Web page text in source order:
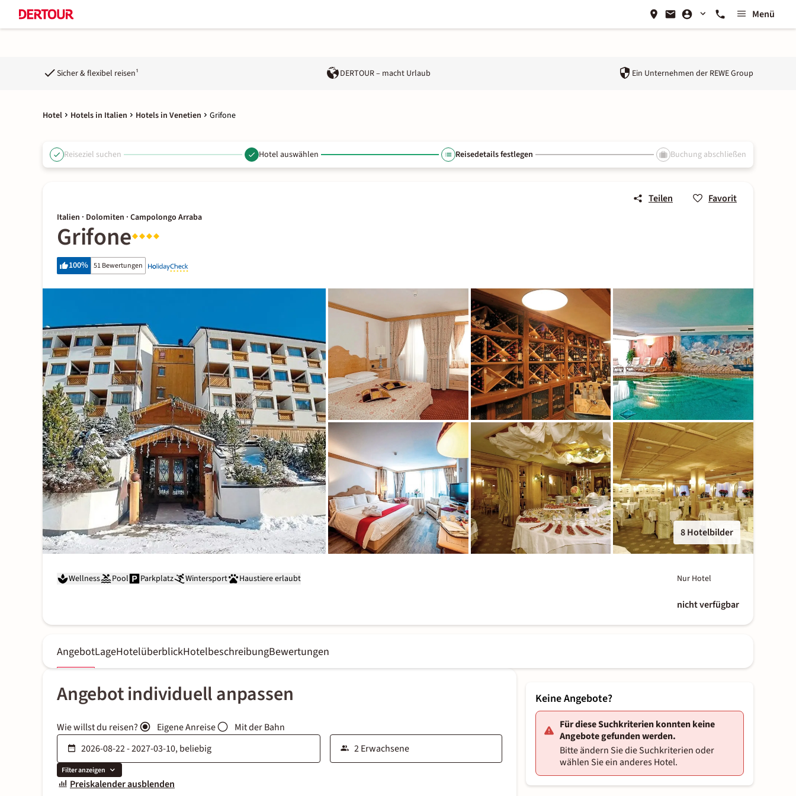
Menü
Sicher & flexibel reisen¹ DERTOUR – macht Urlaub Ein Unternehmen der REWE Group
Hotel Hotels in Italien Hotels in Venetien Grifone
Reiseziel suchen Hotel auswählen Reisedetails festlegen Buchung abschließen
Teilen Favorit
Italien · Dolomiten · Campolongo Arraba
Grifone
100% 51 Bewertungen
8 Hotelbilder
Wellness Pool Parkplatz Wintersport Haustiere erlaubt Nur Hotel
nicht verfügbar
AngebotLageHotelüberblickHotelbeschreibungBewertungen
Angebot individuell anpassen
Wie willst du reisen? Eigene Anreise Mit der Bahn
Filter anzeigen
Preiskalender ausblenden
Keine Angebote?
Für diese Suchkriterien konnten keine
Angebote gefunden werden.
Bitte ändern Sie die Suchkriterien oder
wählen Sie ein anderes Hotel.